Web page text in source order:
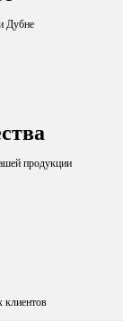
Дубне
продукции
клиентов